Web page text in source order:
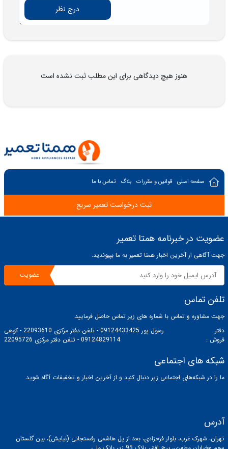
درج نظر
هنوز هیچ دیدگاهی برای این مطلب ثبت نشده است
صفحه اصلی قوانین و مقررات بلاگ تماس با ما
ثبت درخواست تعمیر سریع
عضویت در خبرنامه همتا تعمیر
جهت آگاهی از آخرین اخبار همتا تعمیر به ما بپیوندید.
عضویت
تلفن تماس
جهت مشاوره و تماس با شماره های زیر تماس حاصل فرمایید.
دفتر
فروش :
رسول پور 09124433425 - تلفن دفتر مرکزی 22093610 - کوهی
09124829114 - تلفن دفتر مرکزی 22095726
شبکه های اجتماعی
ما را در شبکه‌های اجتماعی زیر دنبال کنید و از آخرین اخبار و تخفیفات آگاه شوید.
آدرس
تهران، شهرک غرب، بلوار فرحزادی، بعد از پل هاشمی رفسنجانی (نیایش)، بین گلستان